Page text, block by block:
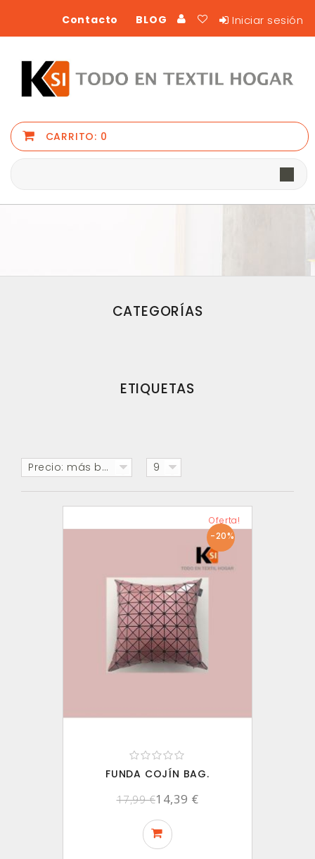
Iniciar sesión
BLOG
Contacto
CARRITO: 0
CATEGORÍAS
ETIQUETAS
Precio: más baratos primero 9
-20%
Oferta!
FUNDA COJÍN BAG.
17,99 €14,39 €